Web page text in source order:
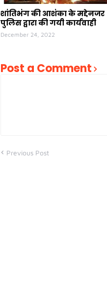
शांतिभंग की आशंका के मद्देनजर
पुलिस द्वारा की गयी कार्यवाही
December 24, 2022
Post a Comment
Previous Post